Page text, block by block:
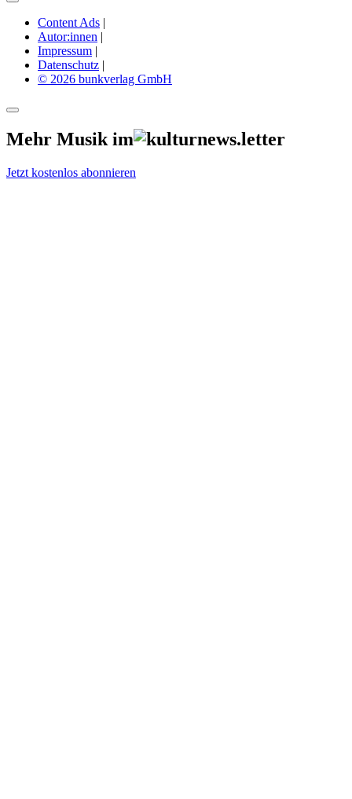
Content Ads |
Autor:innen |
Impressum |
Datenschutz |
© 2026 bunkverlag GmbH
Mehr Musik im
Jetzt kostenlos abonnieren